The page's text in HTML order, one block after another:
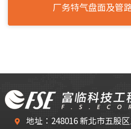
厂务特气盘面及管
地址：248016 新北市五股